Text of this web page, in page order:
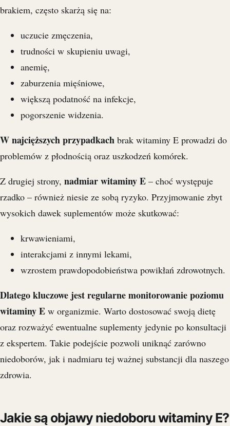
brakiem, często skarżą się na:
uczucie zmęczenia,
trudności w skupieniu uwagi,
anemię,
zaburzenia mięśniowe,
większą podatność na infekcje,
pogorszenie widzenia.
W najcięższych przypadkach brak witaminy E prowadzi do
problemów z płodnością oraz uszkodzeń komórek.
Z drugiej strony, nadmiar witaminy E – choć występuje
rzadko – również niesie ze sobą ryzyko. Przyjmowanie zbyt
wysokich dawek suplementów może skutkować:
krwawieniami,
interakcjami z innymi lekami,
wzrostem prawdopodobieństwa powikłań zdrowotnych.
Dlatego kluczowe jest regularne monitorowanie poziomu
witaminy E w organizmie. Warto dostosować swoją dietę
oraz rozważyć ewentualne suplementy jedynie po konsultacji
z ekspertem. Takie podejście pozwoli uniknąć zarówno
niedoborów, jak i nadmiaru tej ważnej substancji dla naszego
zdrowia.
Jakie są objawy niedoboru witaminy E?